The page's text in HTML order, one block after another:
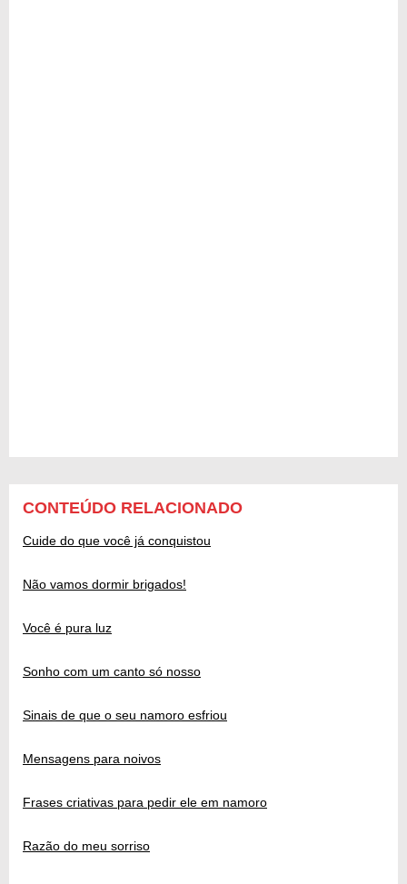
CONTEÚDO RELACIONADO
Cuide do que você já conquistou
Não vamos dormir brigados!
Você é pura luz
Sonho com um canto só nosso
Sinais de que o seu namoro esfriou
Mensagens para noivos
Frases criativas para pedir ele em namoro
Razão do meu sorriso